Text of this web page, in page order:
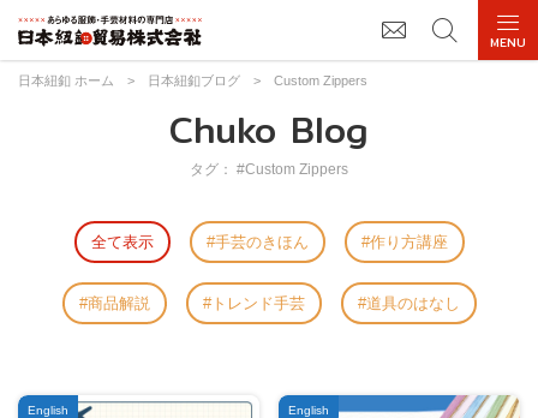
日本紐釦 ホーム > 日本紐釦ブログ > Custom Zippers
Chuko Blog
タグ： #Custom Zippers
全て表示 手芸のきほん 作り方講座
商品解説 トレンド手芸 道具のはなし
English English